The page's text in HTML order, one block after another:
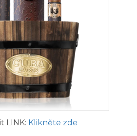
LINK: Klikněte zde